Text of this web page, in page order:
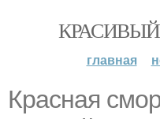
главная
Красная